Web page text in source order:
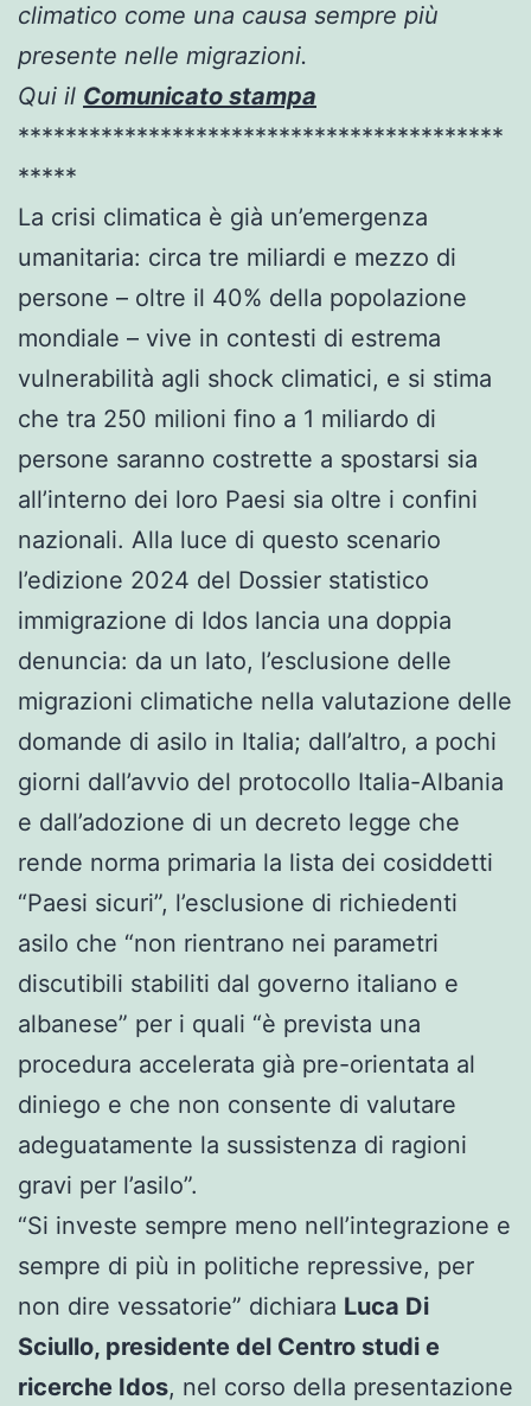
climatico come una causa sempre più
presente nelle migrazioni.
Qui il Comunicato stampa
*****************************************
*****
La crisi climatica è già un’emergenza
umanitaria: circa tre miliardi e mezzo di
persone – oltre il 40% della popolazione
mondiale – vive in contesti di estrema
vulnerabilità agli shock climatici, e si stima
che tra 250 milioni fino a 1 miliardo di
persone saranno costrette a spostarsi sia
all’interno dei loro Paesi sia oltre i confini
nazionali. Alla luce di questo scenario
l’edizione 2024 del Dossier statistico
immigrazione di Idos lancia una doppia
denuncia: da un lato, l’esclusione delle
migrazioni climatiche nella valutazione delle
domande di asilo in Italia; dall’altro, a pochi
giorni dall’avvio del protocollo Italia-Albania
e dall’adozione di un decreto legge che
rende norma primaria la lista dei cosiddetti
“Paesi sicuri”, l’esclusione di richiedenti
asilo che “non rientrano nei parametri
discutibili stabiliti dal governo italiano e
albanese” per i quali “è prevista una
procedura accelerata già pre-orientata al
diniego e che non consente di valutare
adeguatamente la sussistenza di ragioni
gravi per l’asilo”.
“Si investe sempre meno nell’integrazione e
sempre di più in politiche repressive, per
non dire vessatorie” dichiara Luca Di
Sciullo, presidente del Centro studi e
ricerche Idos, nel corso della presentazione